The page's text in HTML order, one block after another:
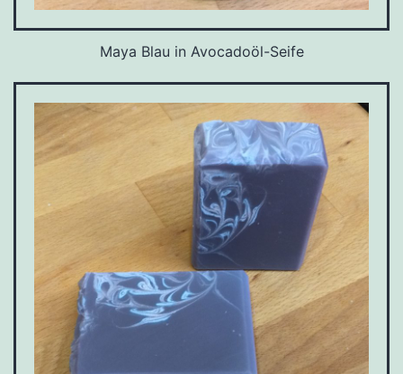
Maya Blau in Avocadoöl-Seife